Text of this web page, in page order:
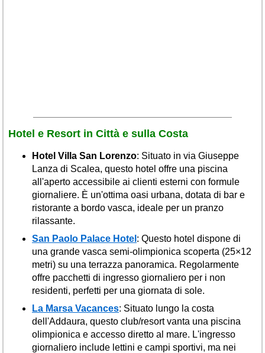
Hotel e Resort in Città e sulla Costa
Hotel Villa San Lorenzo: Situato in via Giuseppe
Lanza di Scalea, questo hotel offre una piscina
all'aperto accessibile ai clienti esterni con formule
giornaliere. È un'ottima oasi urbana, dotata di bar e
ristorante a bordo vasca, ideale per un pranzo
rilassante.
San Paolo Palace Hotel : Questo hotel dispone di
una grande vasca semi-olimpionica scoperta (25×12
metri) su una terrazza panoramica. Regolarmente
offre pacchetti di ingresso giornaliero per i non
residenti, perfetti per una giornata di sole.
La Marsa Vacances: Situato lungo la costa
dell'Addaura, questo club/resort vanta una piscina
olimpionica e accesso diretto al mare. L'ingresso
giornaliero include lettini e campi sportivi, ma nei